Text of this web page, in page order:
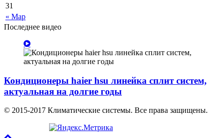
« Мар
31
Последнее видео
Кондиционеры haier hsu линейка сплит систем,
актуальная на долгие годы
© 2015-2017 Климатические системы. Все права защищены.